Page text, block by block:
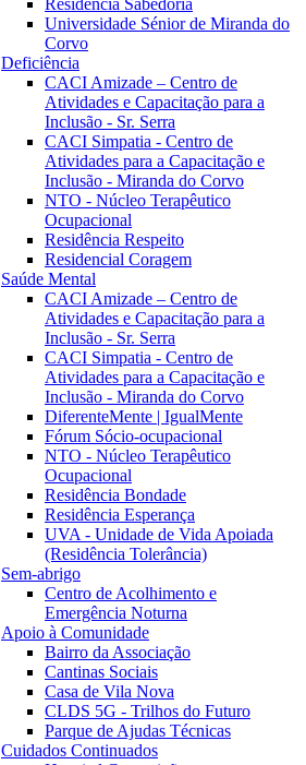
Residência Sabedoria
Universidade Sénior de Miranda do
Corvo
Deficiência
CACI Amizade – Centro de
Atividades e Capacitação para a
Inclusão - Sr. Serra
CACI Simpatia - Centro de
Atividades para a Capacitação e
Inclusão - Miranda do Corvo
NTO - Núcleo Terapêutico
Ocupacional
Residência Respeito
Residencial Coragem
Saúde Mental
CACI Amizade – Centro de
Atividades e Capacitação para a
Inclusão - Sr. Serra
CACI Simpatia - Centro de
Atividades para a Capacitação e
Inclusão - Miranda do Corvo
DiferenteMente | IgualMente
Fórum Sócio-ocupacional
NTO - Núcleo Terapêutico
Ocupacional
Residência Bondade
Residência Esperança
UVA - Unidade de Vida Apoiada
(Residência Tolerância)
Sem-abrigo
Centro de Acolhimento e
Emergência Noturna
Apoio à Comunidade
Bairro da Associação
Cantinas Sociais
Casa de Vila Nova
CLDS 5G - Trilhos do Futuro
Parque de Ajudas Técnicas
Cuidados Continuados